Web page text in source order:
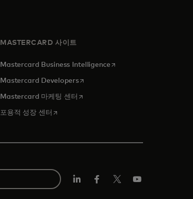
MASTERCARD 사이트
Mastercard Business Intelligence새 탭에서 열림
Mastercard Developers새 탭에서 열림
Mastercard 마케팅 센터 새 탭에서 열림
포용적 성장 센터 새 탭에서 열림